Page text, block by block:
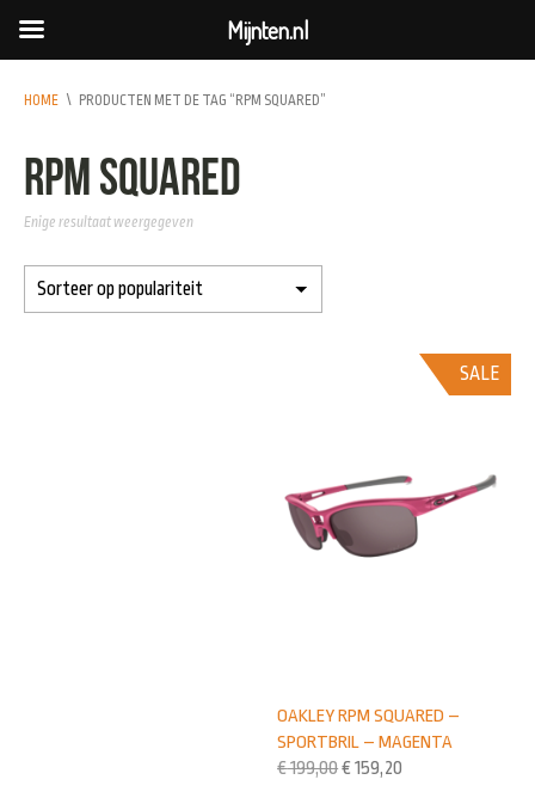
HOME \ PRODUCTEN MET DE TAG “RPM SQUARED”
RPM Squared
Enige resultaat weergegeven
SALE
OAKLEY RPM SQUARED –
SPORTBRIL – MAGENTA
€199,00€ 159,20
Mijnten.nl